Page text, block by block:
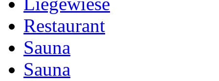
Restaurant
Sauna
Sauna